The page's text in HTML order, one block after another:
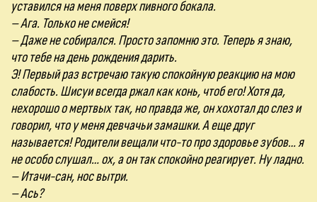
уставился на меня поверх пивного бокала.
– Ага. Только не смейся!
– Даже не собирался. Просто запомню это. Теперь я знаю,
что тебе на день рождения дарить.
Э! Первый раз встречаю такую спокойную реакцию на мою
слабость. Шисуи всегда ржал как конь, чтоб его! Хотя да,
нехорошо о мертвых так, но правда же, он хохотал до слез и
говорил, что у меня девчачьи замашки. А еще друг
называется! Родители вещали что-то про здоровье зубов… я
не особо слушал… ох, а он так спокойно реагирует. Ну ладно.
– Итачи-сан, нос вытри.
– Ась?